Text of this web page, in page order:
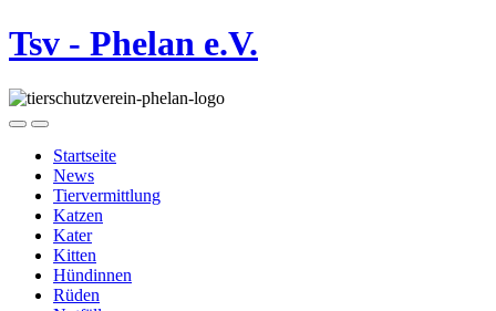
Tsv - Phelan e.V.
Startseite
News
Tiervermittlung
Katzen
Kater
Kitten
Hündinnen
Rüden